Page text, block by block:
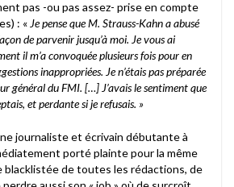
pas -ou pas assez- prise en compte
: « Je pense que M. Strauss-Kahn a abusé
de parvenir jusqu’à moi. Je vous ai
il m’a convoquée plusieurs fois pour en
inappropriées. Je n’étais pas préparée
général du FMI. […] J’avais le sentiment que
et perdante si je refusais. »
journaliste et écrivain débutante à
porté plainte pour la même
blacklistée de toutes les rédactions, de